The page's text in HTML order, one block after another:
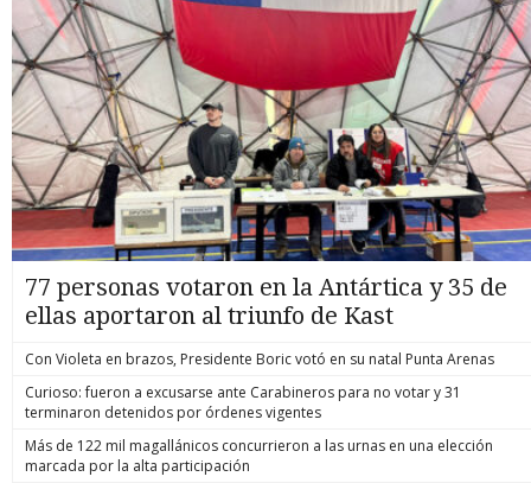
77 personas votaron en la Antártica y 35 de
ellas aportaron al triunfo de Kast
Con Violeta en brazos, Presidente Boric votó en su natal Punta Arenas
Curioso: fueron a excusarse ante Carabineros para no votar y 31
terminaron detenidos por órdenes vigentes
Más de 122 mil magallánicos concurrieron a las urnas en una elección
marcada por la alta participación